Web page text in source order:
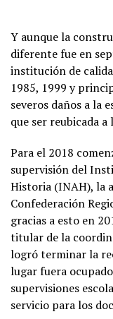
Y aunque la
diferente fue en
institución de
1985, 1999 y
severos daños a la
que ser reubicada a
Para el 2018
supervisión del
Historia (INAH), la
Confederación
gracias a esto en
titular de la
logró terminar la
lugar fuera
supervisiones
servicio para los